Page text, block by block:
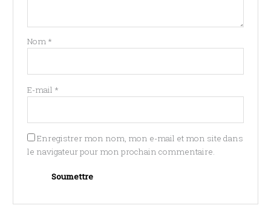
Nom *
E-mail *
Enregistrer mon nom, mon e-mail et mon site dans
le navigateur pour mon prochain commentaire.